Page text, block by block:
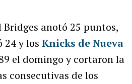
anotó 25 puntos,
24 y los Knicks de Nueva
el domingo y cortaron la
consecutivas de los